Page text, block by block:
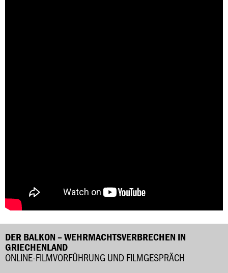
DER BALKON – WEHRMACHTSVERBRECHEN IN
GRIECHENLAND
ONLINE-FILMVORFÜHRUNG UND FILMGESPRÄCH